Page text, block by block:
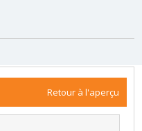
Retour à l'aperçu